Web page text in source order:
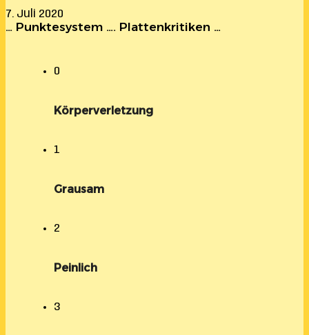
7. Juli 2020
… Punktesystem …. Plattenkritiken …
0
Körperverletzung
1
Grausam
2
Peinlich
3